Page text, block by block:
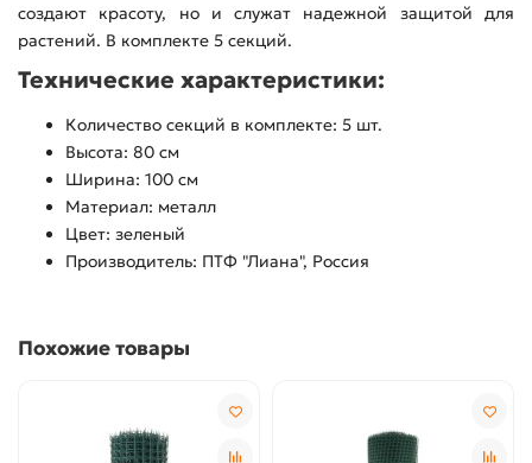
создают красоту, но и служат надежной защитой для
растений. В комплекте 5 секций.
Технические характеристики:
Количество секций в комплекте: 5 шт.
Высота: 80 см
Ширина: 100 см
Материал: металл
Цвет: зеленый
Производитель: ПТФ "Лиана", Россия
Похожие товары